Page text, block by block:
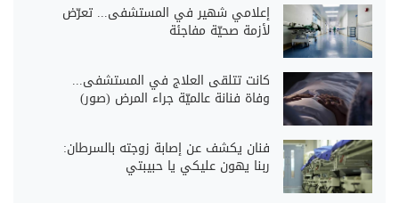
إعلامي شهير في المستشفى... تعرّض
لأزمة صحيّة مفاجئة
كانت تتلقى العلاج في المستشفى...
وفاة فنانة عالميّة جراء المرض (صور)
فنان يكشف عن إصابة زوجته بالسرطان:
ربنا يهون عليكي يا حبيبتي